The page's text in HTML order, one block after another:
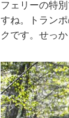
フェリーの特
すね。トラン
クです。せっ